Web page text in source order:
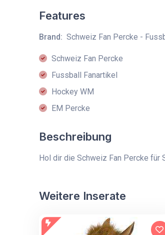
Features
Brand: Schweiz Fan Percke -
Schweiz Fan Percke
Fussball Fanartikel
Hockey WM
EM Percke
Beschreibung
Hol dir die Schweiz Fan Percke für
Weitere Inserate